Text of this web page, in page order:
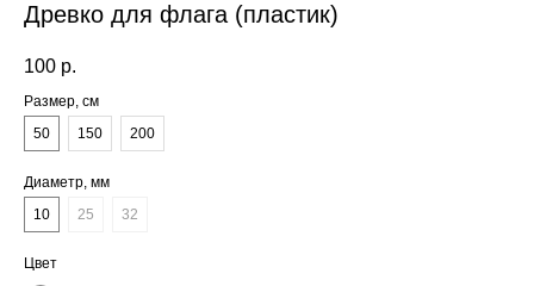
Древко для флага (пластик)
100 р.
Размер, см
50
150 200
Диаметр, мм
10
25 32
Цвет